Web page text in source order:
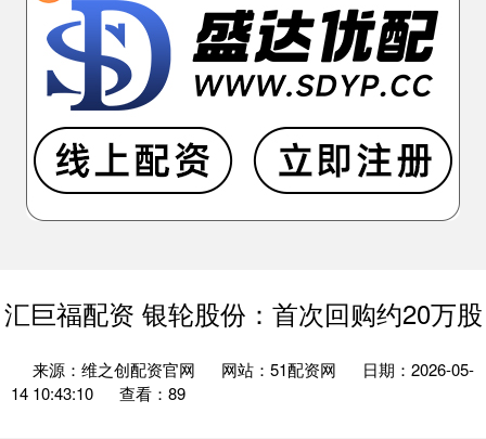
汇巨福配资 银轮股份：首次回购约20万股
来源：维之创配资官网 网站：51配资网
日期：2026-05-
14 10:43:10
查看：89